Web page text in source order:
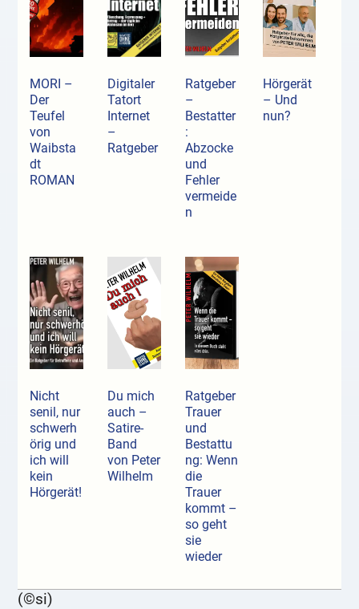
MORI –
Der
Teufel
von
Waibsta
dt
ROMAN
Digitaler
Tatort
Internet
–
Ratgeber
Ratgeber
–
Bestatter
:
Abzocke
und
Fehler
vermeide
n
Hörgerät
– Und
nun?
Nicht
senil, nur
schwerh
örig und
ich will
kein
Hörgerät!
Du mich
auch –
Satire-
Band
von Peter
Wilhelm
Ratgeber
Trauer
und
Bestattu
ng: Wenn
die
Trauer
kommt –
so geht
sie
wieder
(©si)